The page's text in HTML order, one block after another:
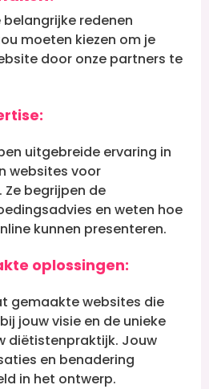
belangrijke redenen
moeten kiezen om je
door onze partners te
uitgebreide ervaring in
websites voor
begrijpen de
en weten hoe
kunnen presenteren.
oplossingen:
gemaakte websites die
jouw visie en de unieke
diëtistenpraktijk. Jouw
en benadering
in het ontwerp.